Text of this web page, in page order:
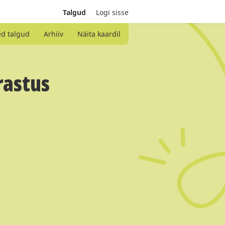
Talgud Logi sisse
talgud Arhiiv Näita kaardil